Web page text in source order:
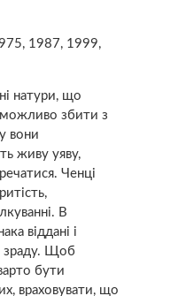
1987, 1999,
натури, що
збити з
вони
живу уяву,
Ченці
В
віддані і
і зраду. Щоб
бути
враховувати, що